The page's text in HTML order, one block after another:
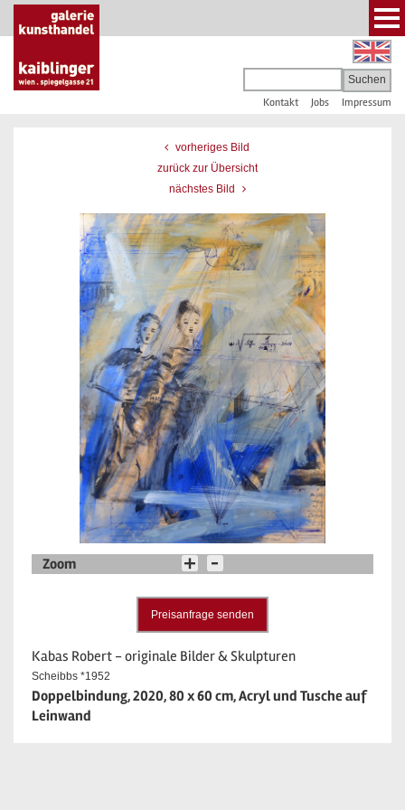
Kontakt Jobs Impressum
vorheriges Bild
zurück zur Übersicht
nächstes Bild
Zoom
Preisanfrage senden
Kabas Robert - originale Bilder & Skulpturen
Scheibbs *1952
Doppelbindung, 2020, 80 x 60 cm, Acryl und Tusche auf
Leinwand